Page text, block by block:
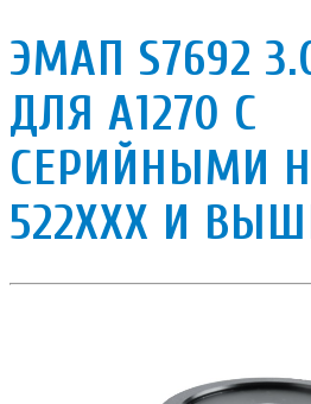
ЭМАП S7692
ДЛЯ А1270 С
СЕРИЙНЫМИ
522XXX И